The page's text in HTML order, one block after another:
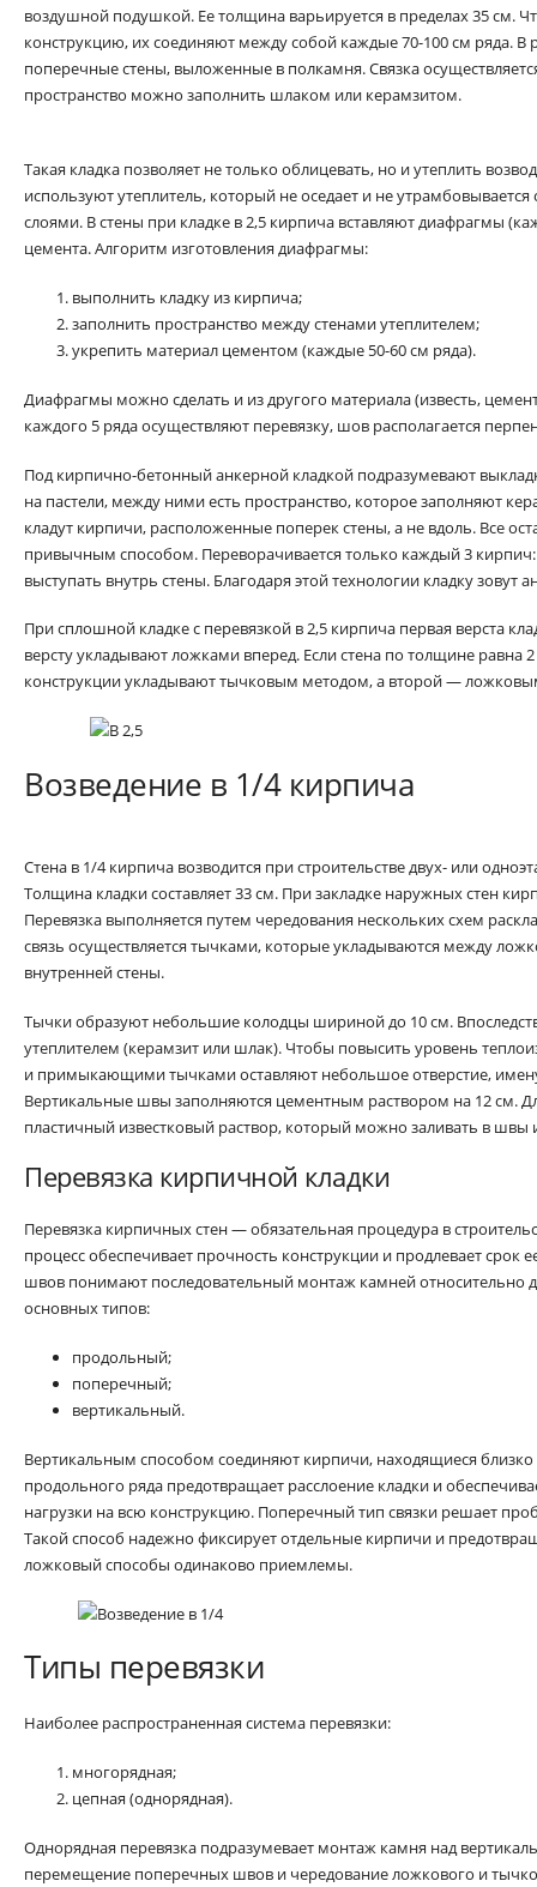
воздушной подушкой. Ее толщина варьируется в пределах 35 см.
конструкцию, их соединяют между собой каждые 70-100 см ряда. В
поперечные стены, выложенные в полкамня. Связка
пространство можно заполнить шлаком или керамзитом.
Такая кладка позволяет не только облицевать, но и утеплить
используют утеплитель, который не оседает и не
слоями. В стены при кладке в 2,5 кирпича вставляют диафрагмы
цемента. Алгоритм изготовления диафрагмы:
выполнить кладку из кирпича;
заполнить пространство между стенами утеплителем;
укрепить материал цементом (каждые 50-60 см ряда).
Диафрагмы можно сделать и из другого материала (известь,
каждого 5 ряда осуществляют перевязку, шов располагается
Под кирпично-бетонный анкерной кладкой подразумевают
на пастели, между ними есть пространство, которое заполняют
кладут кирпичи, расположенные поперек стены, а не вдоль. Все
привычным способом. Переворачивается только каждый 3
выступать внутрь стены. Благодаря этой технологии кладку зовут
При сплошной кладке с перевязкой в 2,5 кирпича первая верста
версту укладывают ложками вперед. Если стена по толщине
конструкции укладывают тычковым методом, а второй —
Возведение в 1/4 кирпича
Стена в 1/4 кирпича возводится при строительстве двух- или
Толщина кладки составляет 33 см. При закладке наружных стен
Перевязка выполняется путем чередования нескольких схем
связь осуществляется тычками, которые укладываются между
внутренней стены.
Тычки образуют небольшие колодцы шириной до 10 см.
утеплителем (керамзит или шлак). Чтобы повысить уровень
и примыкающими тычками оставляют небольшое отверстие,
Вертикальные швы заполняются цементным раствором на 12 см.
пластичный известковый раствор, который можно заливать в швы
Перевязка кирпичной кладки
Перевязка кирпичных стен — обязательная процедура в
процесс обеспечивает прочность конструкции и продлевает срок
швов понимают последовательный монтаж камней относительно
основных типов:
продольный;
поперечный;
вертикальный.
Вертикальным способом соединяют кирпичи, находящиеся близко
продольного ряда предотвращает расслоение кладки и
нагрузки на всю конструкцию. Поперечный тип связки решает
Такой способ надежно фиксирует отдельные кирпичи и
ложковый способы одинаково приемлемы.
Типы перевязки
Наиболее распространенная система перевязки:
многорядная;
цепная (однорядная).
Однорядная перевязка подразумевает монтаж камня над
перемещение поперечных швов и чередование ложкового и